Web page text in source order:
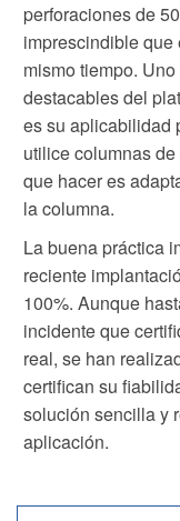
perforaciones de
imprescindible que
mismo tiempo.
destacables del
es su aplicabilidad
utilice columnas
que hacer es
la columna.
La buena práctica
reciente
100%. Aunque
incidente que
real, se han
certifican su
solución sencilla y
aplicación.